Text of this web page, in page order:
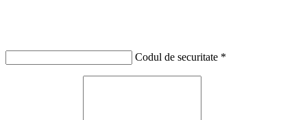
Codul de securitate *